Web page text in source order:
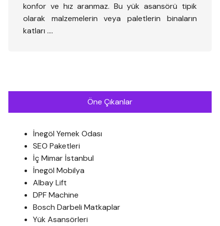
konfor ve hız aranmaz. Bu yük asansörü tipik
olarak malzemelerin veya paletlerin binaların
katları ….
Öne Çıkanlar
İnegöl Yemek Odası
SEO Paketleri
İç Mimar İstanbul
İnegöl Mobilya
Albay Lift
DPF Machine
Bosch Darbeli Matkaplar
Yük Asansörleri